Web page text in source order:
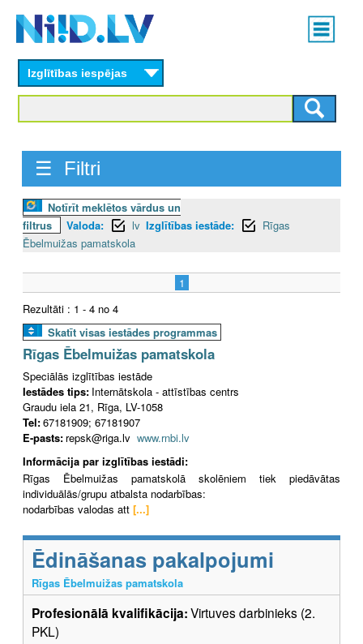
content
Main
menu
Izglītības iespējas
☰ Filtri
Notīrīt meklētos vārdus un
filtrus
Valoda: lv Izglītības iestāde:
Rīgas
Ēbelmuižas pamatskola
1
Rezultāti : 1 - 4 no 4
Skatīt visas iestādes programmas
Rīgas Ēbelmuižas pamatskola
Speciālās izglītības iestāde
Iestādes tips: Internātskola - attīstības centrs
Graudu iela 21, Rīga, LV-1058
Tel:67181909; 67181907
E-pasts: repsk@riga.lv www.rnbi.lv
Informācija par izglītības iestādi:
Rīgas Ēbelmuižas pamatskolā skolēniem tiek piedāvātas
individuālās/grupu atbalsta nodarbības:
nodarbības valodas att [...]
Ēdināšanas pakalpojumi
Rīgas Ēbelmuižas pamatskola
Profesionālā kvalifikācija:Virtuves darbinieks (2.
PKL)